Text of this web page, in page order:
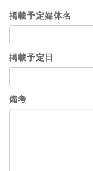
掲載予定媒体名
掲載予定日
備考